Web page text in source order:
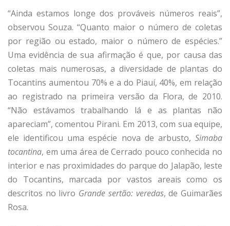
“Ainda estamos longe dos prováveis números reais”,
observou Souza. “Quanto maior o número de coletas
por região ou estado, maior o número de espécies.”
Uma evidência de sua afirmação é que, por causa das
coletas mais numerosas, a diversidade de plantas do
Tocantins aumentou 70% e a do Piauí, 40%, em relação
ao registrado na primeira versão da Flora, de 2010.
“Não estávamos trabalhando lá e as plantas não
apareciam”, comentou Pirani. Em 2013, com sua equipe,
ele identificou uma espécie nova de arbusto, Simaba
tocantina, em uma área de Cerrado pouco conhecida no
interior e nas proximidades do parque do Jalapão, leste
do Tocantins, marcada por vastos areais como os
descritos no livro Grande sertão: veredas, de Guimarães
Rosa.